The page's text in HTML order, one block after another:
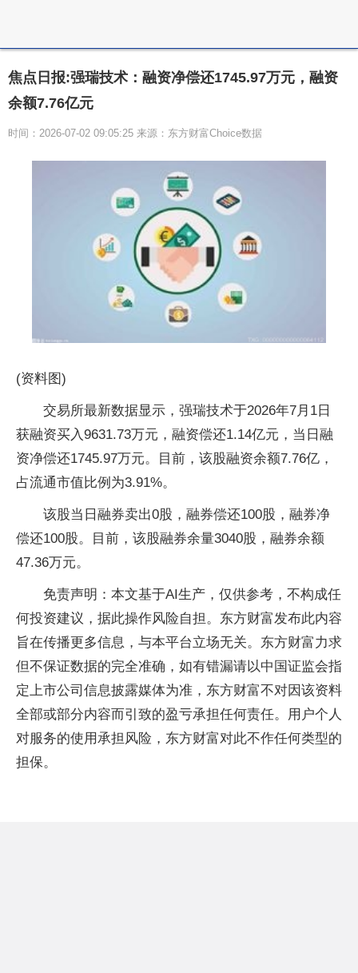
焦点日报:强瑞技术：融资净偿还1745.97万元，融资
余额7.76亿元
时间：2026-07-02 09:05:25 来源：东方财富Choice数据
(资料图)
交易所最新数据显示，强瑞技术于2026年7月1日
获融资买入9631.73万元，融资偿还1.14亿元，当日融
资净偿还1745.97万元。目前，该股融资余额7.76亿，
占流通市值比例为3.91%。
该股当日融券卖出0股，融券偿还100股，融券净
偿还100股。目前，该股融券余量3040股，融券余额
47.36万元。
免责声明：本文基于AI生产，仅供参考，不构成任
何投资建议，据此操作风险自担。东方财富发布此内容
旨在传播更多信息，与本平台立场无关。东方财富力求
但不保证数据的完全准确，如有错漏请以中国证监会指
定上市公司信息披露媒体为准，东方财富不对因该资料
全部或部分内容而引致的盈亏承担任何责任。用户个人
对服务的使用承担风险，东方财富对此不作任何类型的
担保。